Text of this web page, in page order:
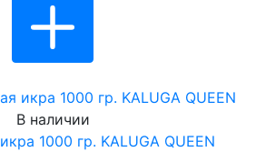
В наличии
1000 гр. KALUGA QUEEN